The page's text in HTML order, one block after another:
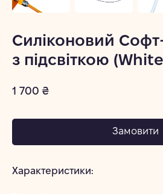
Силіконовий
з підсвіткою
1 700 ₴
Замовити
Характеристики: